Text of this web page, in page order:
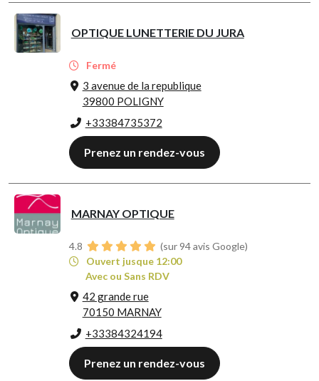
OPTIQUE LUNETTERIE DU JURA
Fermé
3 avenue de la republique
39800 POLIGNY
+33384735372
Prenez un rendez-vous
MARNAY OPTIQUE
4.8
(sur 94 avis Google)
Ouvert jusque 12:00
Avec ou Sans RDV
42 grande rue
70150 MARNAY
+33384324194
Prenez un rendez-vous